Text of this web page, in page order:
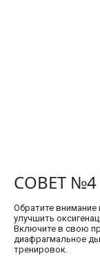
СОВЕТ №4
Обратите внимание
улучшить
Включите в свою
диафрагмальное
тренировок.